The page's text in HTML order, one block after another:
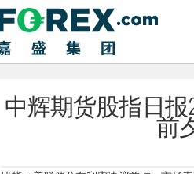
中辉期货股指日
前